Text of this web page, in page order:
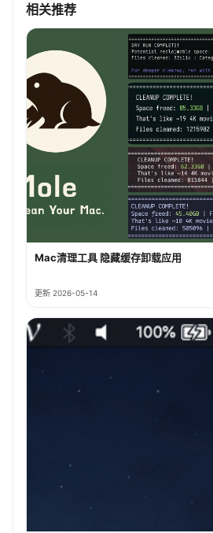
相关推荐
Mac清理工具 隐藏缓存卸载应用
更新 2026-05-14